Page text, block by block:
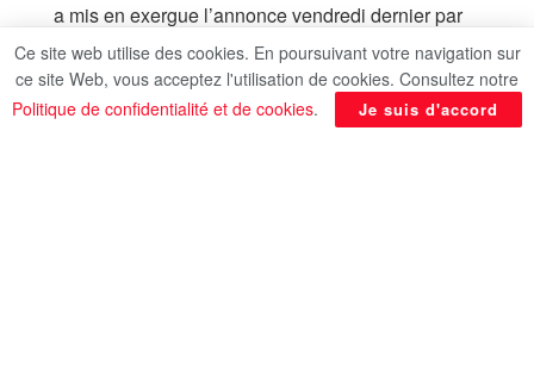
a mis en exergue l’annonce vendredi dernier par
le ministère égyptien du Tourisme et des
Antiquités des découvertes d’une mission
archéologique conjointe égypto-française de
Ce site web utilise des cookies. En poursuivant votre navigation sur
ce site Web, vous acceptez l'utilisation de cookies. Consultez notre
Politique de confidentialité et de cookies. Je suis d'accord